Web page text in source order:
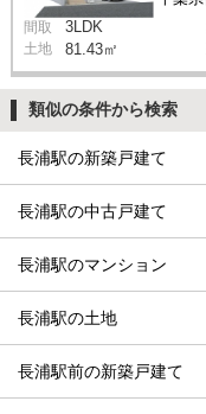
間取 3LDK
土地 81.43㎡
類似の条件から検索
長浦駅の新築戸建て
長浦駅の中古戸建て
長浦駅のマンション
長浦駅の土地
長浦駅前の新築戸建て